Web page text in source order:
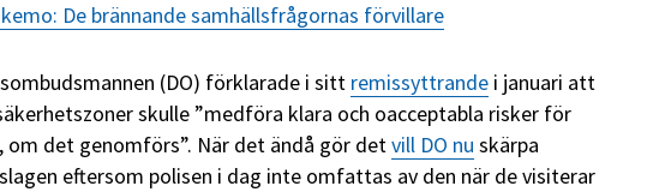
De brännande samhällsfrågornas förvillare
(DO) förklarade i sitt remissyttrande i januari att
skulle ”medföra klara och oacceptabla risker för
om det genomförs”. När det ändå gör detvill DO nu skärpa
eftersom polisen i dag inte omfattas av den när de visiterar